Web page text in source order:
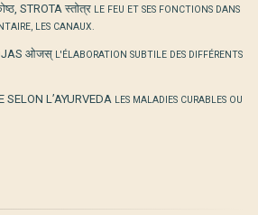
STROTA स्तोत्र LE FEU ET SES FONCTIONS DANS
LES CANAUX.
ओजस् L'ÉLABORATION SUBTILE DES DIFFÉRENTS
L’AYURVEDA LES MALADIES CURABLES OU